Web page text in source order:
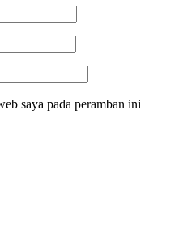
saya pada peramban ini